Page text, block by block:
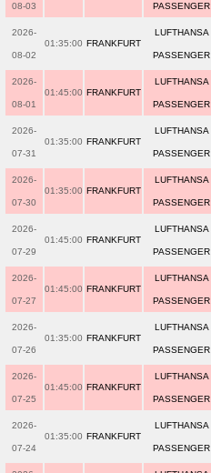
08-03 PASSENGER
2026-
08-02
01:35:00 FRANKFURT
LUFTHANSA
PASSENGER
2026-
08-01
01:45:00 FRANKFURT
LUFTHANSA
PASSENGER
2026-
07-31
01:35:00 FRANKFURT
LUFTHANSA
PASSENGER
2026-
07-30
01:35:00 FRANKFURT
LUFTHANSA
PASSENGER
2026-
07-29
01:45:00 FRANKFURT
LUFTHANSA
PASSENGER
2026-
07-27
01:45:00 FRANKFURT
LUFTHANSA
PASSENGER
2026-
07-26
01:35:00 FRANKFURT
LUFTHANSA
PASSENGER
2026-
07-25
01:45:00 FRANKFURT
LUFTHANSA
PASSENGER
2026-
07-24
01:35:00 FRANKFURT
LUFTHANSA
PASSENGER